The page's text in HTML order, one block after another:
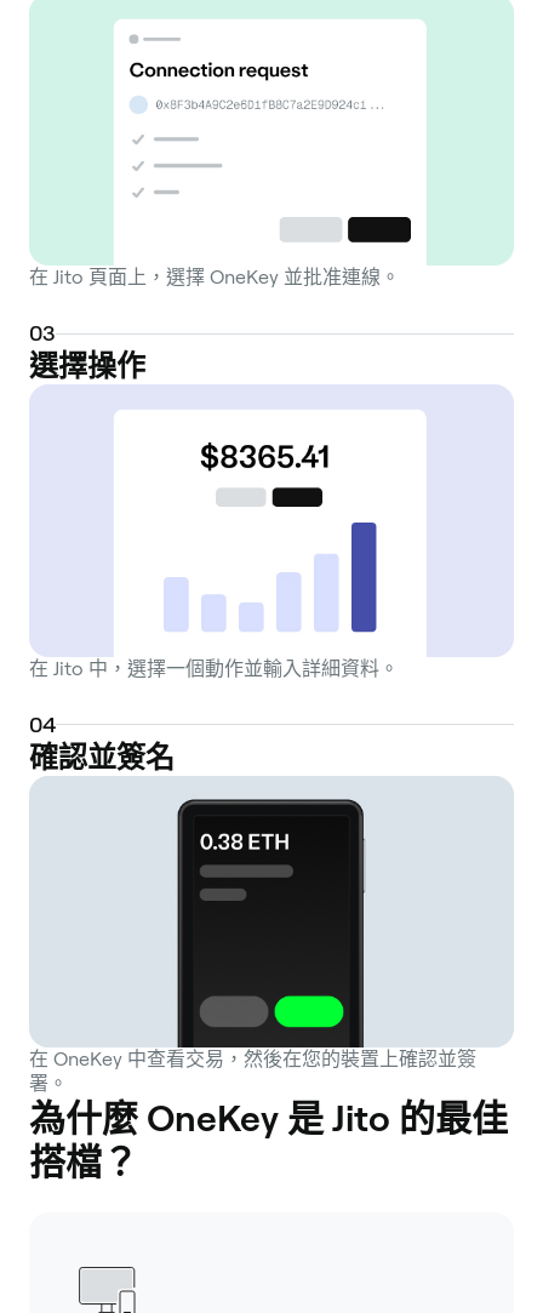
is then passed back to the Jito stake pool,
providing an additional layer of rewards for
all JitoSOL holders on top of standard
staking inflation. This process is facilitated
by the Jito Block Engine, which creates a
more transparent and efficient auction
system for blockspace, mitigating the
negative effects of spam and front-running
on the network. By combining
based yield, Jito aims to offer a competitive
Annual Percentage Yield (APY) for SOL
stakers. The protocol is governed by the
Jito DAO (Decentralized Autonomous
Organization), which uses the JTO token for
governance. Holders of the JTO token can
vote on key parameters and strategic
decisions, such as managing the stake pool
delegation strategy, setting fees, and
steering the ongoing development of the
Jito Network's infrastructure.
在 Jito 頁面上，選擇 OneKey 並批准連線。
03
選擇操作
在 Jito 中，選擇一個動作並輸入詳細資料。
04
確認並簽名
在 OneKey 中查看交易，然後在您的裝置上確認並簽
署。
為什麼 OneKey 是 Jito 的最佳
搭檔？